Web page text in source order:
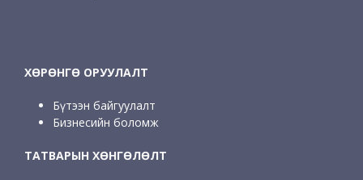
ХӨРӨНГӨ ОРУУЛАЛТ
Бүтээн байгуулалт
Бизнесийн боломж
ТАТВАРЫН ХӨНГӨЛӨЛТ